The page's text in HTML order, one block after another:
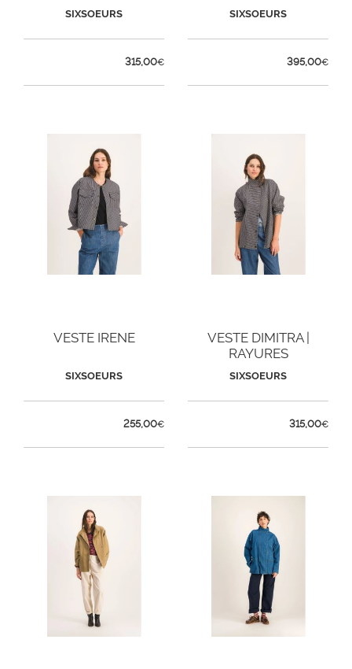
SIXSOEURS
315,00€
SIXSOEURS
395,00€
VESTE IRENE
SIXSOEURS
255,00€
VESTE DIMITRA |
RAYURES
SIXSOEURS
315,00€